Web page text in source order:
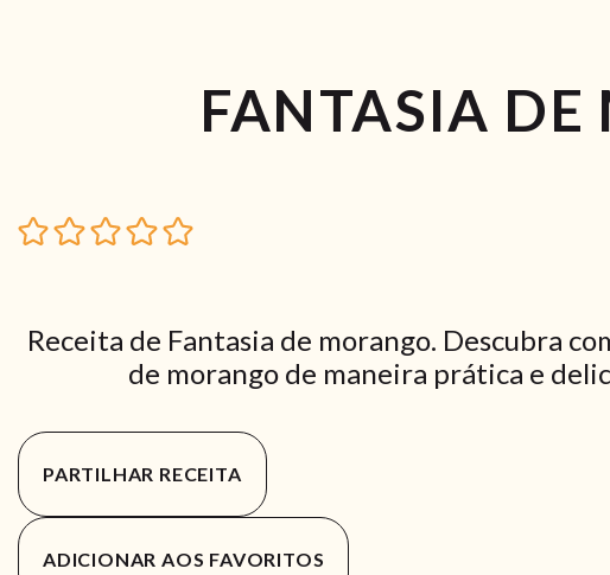
FANTASIA
Receita de Fantasia de morango. Descubra
de morango de maneira prática e
PARTILHAR RECEITA
ADICIONAR AOS FAVORITOS